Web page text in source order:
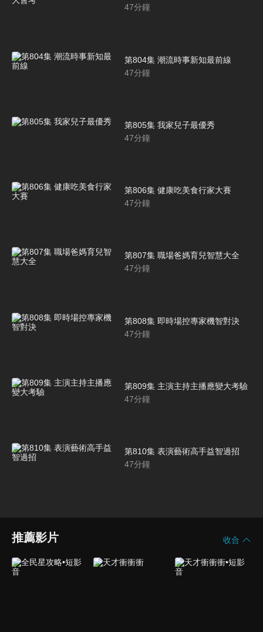
47分鐘
第804集 潮流時事新知最前線
47分鐘
第805集 我家兒子最優秀
47分鐘
第806集 健康吃美食行家大賽
47分鐘
第807集 職場爸媽育兒智慧大全
47分鐘
第808集 即時場控專家機智對決
47分鐘
第809集 主演主持主播應變大考驗
47分鐘
第810集 表演藝術高手益智過招
47分鐘
推薦影片 收合